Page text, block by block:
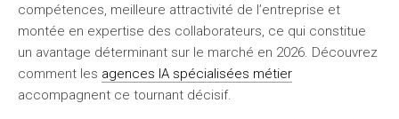
compétences, meilleure attractivité de l’entreprise et
montée en expertise des collaborateurs, ce qui constitue
un avantage déterminant sur le marché en 2026. Découvrez
comment les agences IA spécialisées métier
accompagnent ce tournant décisif.